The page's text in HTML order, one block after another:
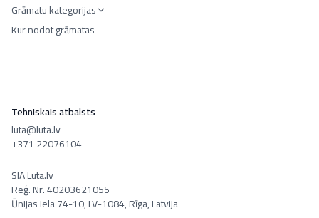
Grāmatu kategorijas
Kur nodot grāmatas
Tehniskais atbalsts
luta@luta.lv
+371 22076104
SIA Luta.lv
Reģ. Nr. 40203621055
Ūnijas iela 74-10, LV-1084, Rīga, Latvija